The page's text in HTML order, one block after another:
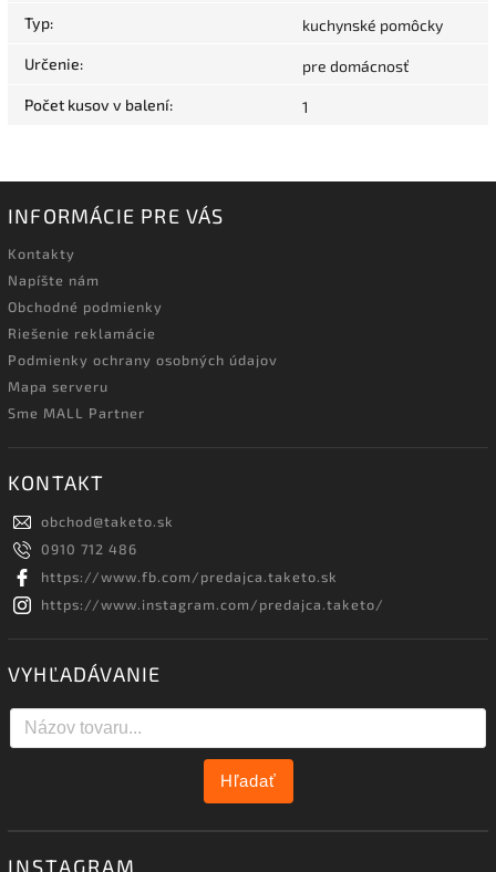
Typ: kuchynské pomôcky
Určenie: pre domácnosť
Počet kusov v balení: 1
INFORMÁCIE PRE VÁS
Kontakty
Napíšte nám
Obchodné podmienky
Riešenie reklamácie
Podmienky ochrany osobných údajov
Mapa serveru
Sme MALL Partner
KONTAKT
obchod@taketo.sk
0910 712 486
https://www.fb.com/predajca.taketo.sk
https://www.instagram.com/predajca.taketo/
VYHĽADÁVANIE
Hľadať
INSTAGRAM